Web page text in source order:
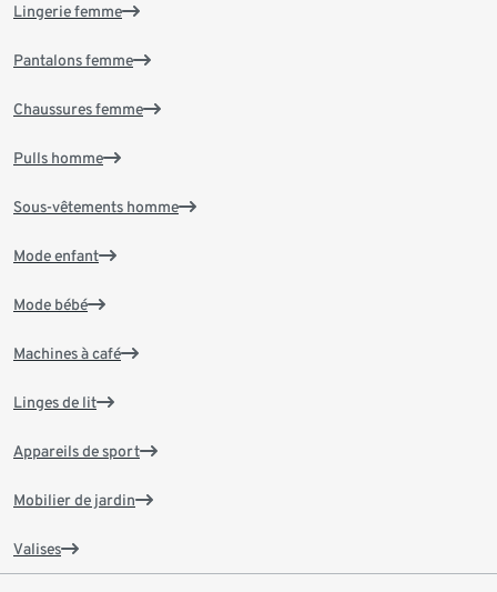
Lingerie femme
Pantalons femme
Chaussures femme
Pulls homme
Sous-vêtements homme
Mode enfant
Mode bébé
Machines à café
Linges de lit
Appareils de sport
Mobilier de jardin
Valises